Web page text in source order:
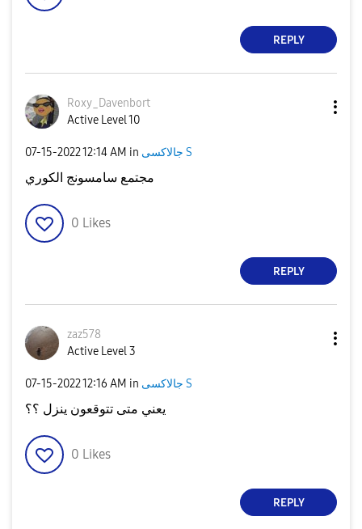
REPLY
Roxy_Davenbort
Active Level 10
‎07-15-202212:14 AM in جالاكسى S
مجتمع سامسونج الكوري
0 Likes
REPLY
zaz578
Active Level 3
‎07-15-202212:16 AM in جالاكسى S
يعني متى تتوقعون ينزل ؟؟
0 Likes
REPLY